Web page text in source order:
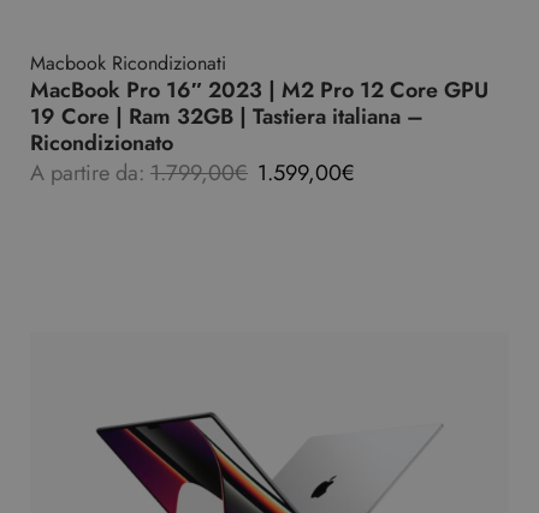
Macbook Ricondizionati
MacBook Pro 16″ 2023 | M2 Pro 12 Core GPU
19 Core | Ram 32GB | Tastiera italiana –
Ricondizionato
A partire da: 1.799,00€ 1.599,00€